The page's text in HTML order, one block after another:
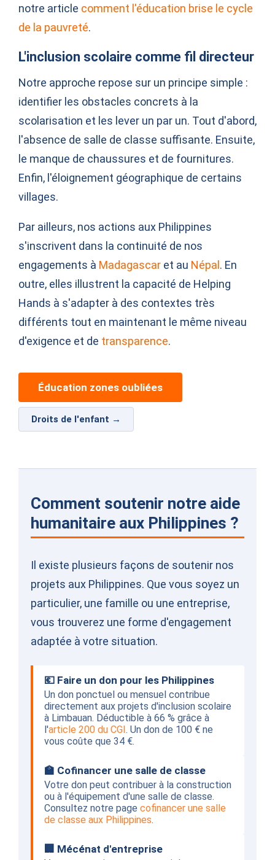
notre article comment l'éducation brise le cycle
de la pauvreté.
L'inclusion scolaire comme fil directeur
Notre approche repose sur un principe simple :
identifier les obstacles concrets à la
scolarisation et les lever un par un. Tout d'abord,
l'absence de salle de classe suffisante. Ensuite,
le manque de chaussures et de fournitures.
Enfin, l'éloignement géographique de certains
villages.
Par ailleurs, nos actions aux Philippines
s'inscrivent dans la continuité de nos
engagements à Madagascar et au Népal. En
outre, elles illustrent la capacité de Helping
Hands à s'adapter à des contextes très
différents tout en maintenant le même niveau
d'exigence et de transparence.
Éducation zones oubliées
Droits de l'enfant →
Comment soutenir notre aide
humanitaire aux Philippines ?
Il existe plusieurs façons de soutenir nos
projets aux Philippines. Que vous soyez un
particulier, une famille ou une entreprise,
vous trouverez une forme d'engagement
adaptée à votre situation.
💶 Faire un don pour les Philippines
Un don ponctuel ou mensuel contribue
directement aux projets d'inclusion scolaire
à Limbauan. Déductible à 66 % grâce à
l'article 200 du CGI. Un don de 100 € ne
vous coûte que 34 €.
🏫 Cofinancer une salle de classe
Votre don peut contribuer à la construction
ou à l'équipement d'une salle de classe.
Consultez notre page cofinancer une salle
de classe aux Philippines.
🏢 Mécénat d'entreprise